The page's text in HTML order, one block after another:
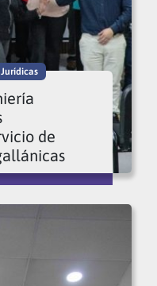
de